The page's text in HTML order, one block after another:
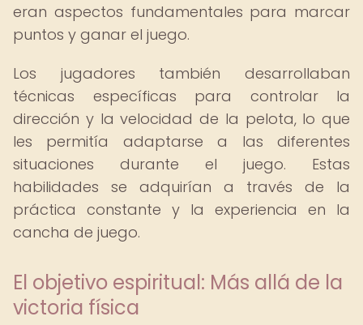
eran aspectos fundamentales para marcar
puntos y ganar el juego.
Los jugadores también desarrollaban
técnicas específicas para controlar la
dirección y la velocidad de la pelota, lo que
les permitía adaptarse a las diferentes
situaciones durante el juego. Estas
habilidades se adquirían a través de la
práctica constante y la experiencia en la
cancha de juego.
El objetivo espiritual: Más allá de la
victoria física